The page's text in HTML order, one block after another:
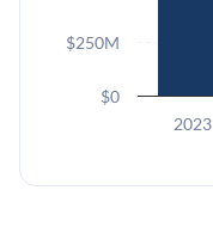
2023
$0
$250M